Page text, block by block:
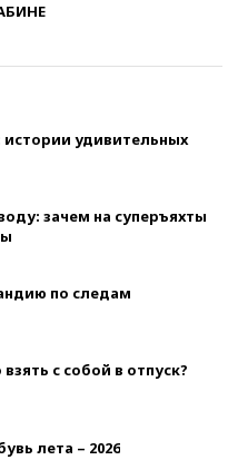
истории удивительных
зачем на суперъяхты
по следам
с собой в отпуск?
лета – 2026